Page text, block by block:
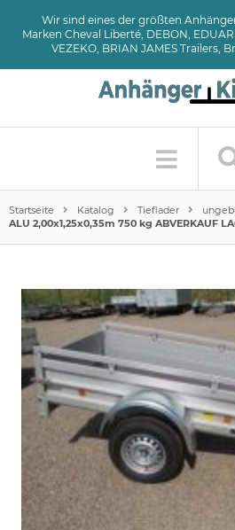
Wir sind eines der größten
Marken Cheval Liberté, DEBON,
VEZEKO, BRIAN JAMES Trailers,
Startseite Katalog Tieflader
ALU 2,00x1,25x0,35m 750 kg ABVERKAUF